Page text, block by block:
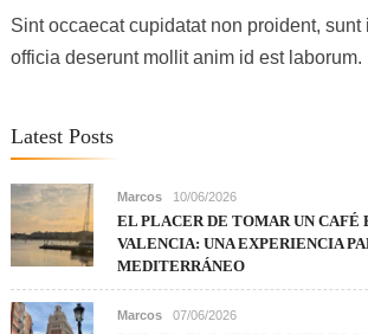
Sint occaecat cupidatat non proident, sunt
officia deserunt mollit anim id est laborum.
Latest Posts
Marcos 10/06/2026
EL PLACER DE TOMAR UN CAFÉ
VALENCIA: UNA EXPERIENCIA
MEDITERRÁNEO
Marcos 07/06/2026